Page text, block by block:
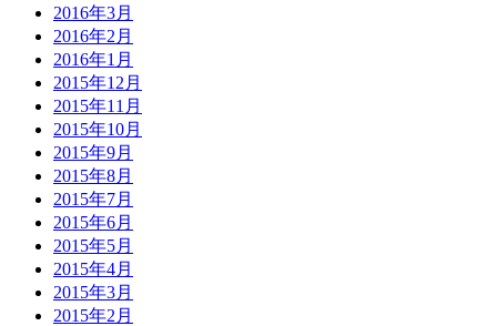
2016年3月
2016年2月
2016年1月
2015年12月
2015年11月
2015年10月
2015年9月
2015年8月
2015年7月
2015年6月
2015年5月
2015年4月
2015年3月
2015年2月